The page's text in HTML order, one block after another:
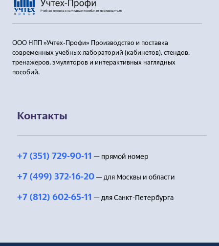
ООО НПП »Учтех-Профи» Производство и поставка
современных учебных лабораторий (кабинетов), стендов,
тренажеров, эмуляторов и интерактивных наглядных
пособий.
Контакты
+7 (351) 729-90-11 — прямой номер
+7 (499) 372-16-20 — для Москвы и области
+7 (812) 602-65-11 — для Санкт-Петербурга